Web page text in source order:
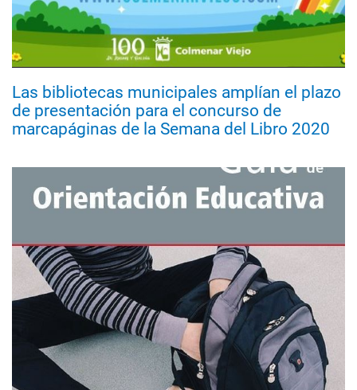
Las bibliotecas municipales amplían el plazo
de presentación para el concurso de
marcapáginas de la Semana del Libro 2020